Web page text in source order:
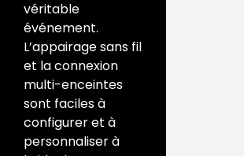
véritable
événement.
L’appairage sans fil
et la connexion
multi-enceintes
sont faciles à
configurer et à
personnaliser à